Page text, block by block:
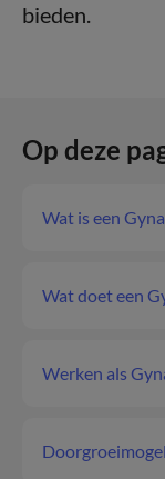
bieden.
Op deze
Wat is een
Wat doet een
Werken als